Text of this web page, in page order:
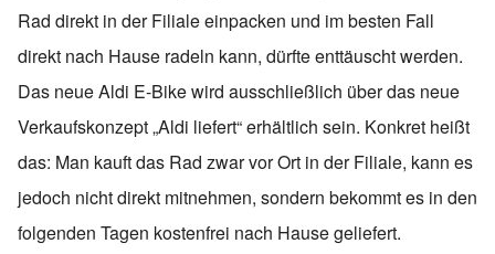
Rad direkt in der Filiale einpacken und im besten Fall
direkt nach Hause radeln kann, dürfte enttäuscht werden.
Das neue Aldi E-Bike wird ausschließlich über das neue
Verkaufskonzept „Aldi liefert“ erhältlich sein. Konkret heißt
das: Man kauft das Rad zwar vor Ort in der Filiale, kann es
jedoch nicht direkt mitnehmen, sondern bekommt es in den
folgenden Tagen kostenfrei nach Hause geliefert.